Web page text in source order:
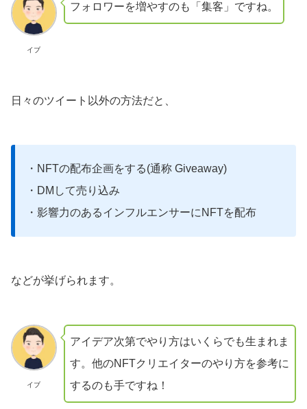
イブ
フォロワーを増やすのも「集客」ですね。
日々のツイート以外の方法だと、
・NFTの配布企画をする(通称 Giveaway)
・DMして売り込み
・影響力のあるインフルエンサーにNFTを配布
などが挙げられます。
イブ
アイデア次第でやり方はいくらでも生まれま
す。他のNFTクリエイターのやり方を参考に
するのも手ですね！